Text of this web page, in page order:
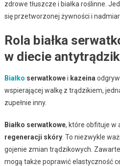
zdrowe tłuszcze i białka roślinne.
się przetworzonej żywności i
Rola białka
w diecie
Białko serwatkowei kazeina
wspierającej walkę z trądzikiem,
zupełnie inny.
Białko serwatkowe, które obfituje w
regeneracji skóry. To niezwykle
gojenie zmian trądzikowych.
mogą także poprawić elastyczność